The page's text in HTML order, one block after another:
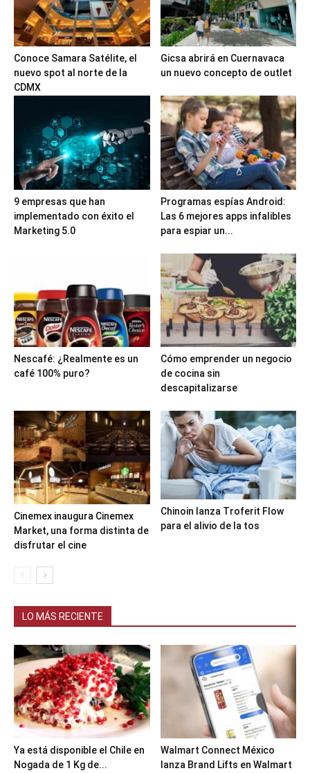
Conoce Samara Satélite, el
nuevo spot al norte de la
CDMX
Gicsa abrirá en Cuernavaca
un nuevo concepto de outlet
9 empresas que han
implementado con éxito el
Marketing 5.0
Programas espías Android:
Las 6 mejores apps infalibles
para espiar un...
Nescafé: ¿Realmente es un
café 100% puro?
Cómo emprender un negocio
de cocina sin
descapitalizarse
Cinemex inaugura Cinemex
Market, una forma distinta de
disfrutar el cine
Chinoin lanza Troferit Flow
para el alivio de la tos
LO MÁS RECIENTE
Ya está disponible el Chile en
Nogada de 1 Kg de...
Walmart Connect México
lanza Brand Lifts en Walmart